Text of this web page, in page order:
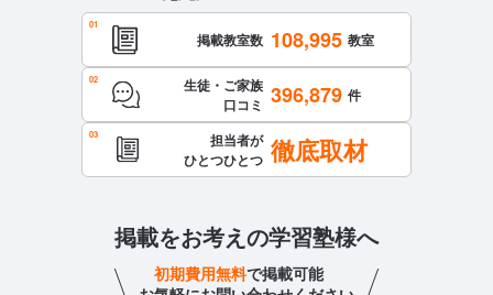
てくれるので、より分かる‼️できた‼️が増えると感じました。
保護者への連絡手段
電話連絡 / 塾専用アプリ
アクセス・周りの環境
通いやすく、カードで親が塾にいつ来て、いつ塾を出たのか
がわかる。
掲載教室数 108,995 教室
生徒・ご家族
口コミ 396,879 件
担当者が
ひとつひとつ 徹底取材
掲載をお考えの学習塾様へ
初期費用無料で掲載可能